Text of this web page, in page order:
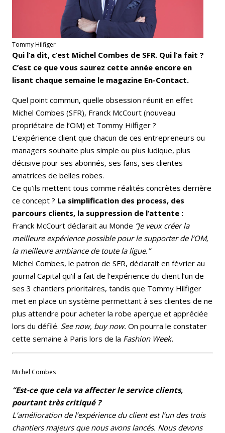
Tommy Hilfiger
Qui l’a dit, c’est Michel Combes de SFR. Qui l’a fait ?
C’est ce que vous saurez cette année encore en
lisant chaque semaine le magazine En-Contact.
Quel point commun, quelle obsession réunit en effet
Michel Combes (SFR), Franck McCourt (nouveau
propriétaire de l’OM) et Tommy Hilfiger ?
L’expérience client que chacun de ces entrepreneurs ou
managers souhaite plus simple ou plus ludique, plus
décisive pour ses abonnés, ses fans, ses clientes
amatrices de belles robes.
Ce qu’ils mettent tous comme réalités concrètes derrière
ce concept ? La simplification des process, des
parcours clients, la suppression de l’attente :
Franck McCourt déclarait au Monde “Je veux créer la
meilleure expérience possible pour le supporter de l’OM,
la meilleure ambiance de toute la ligue.”
Michel Combes, le patron de SFR, déclarait en février au
journal Capital qu’il a fait de l’expérience du client l’un de
ses 3 chantiers prioritaires, tandis que Tommy Hilfiger
met en place un système permettant à ses clientes de ne
plus attendre pour acheter la robe aperçue et appréciée
lors du défilé. See now, buy now. On pourra le constater
cette semaine à Paris lors de la Fashion Week.
Michel Combes
“Est-ce que cela va affecter le service clients,
pourtant très critiqué ?
L’amélioration de l’expérience du client est l’un des trois
chantiers majeurs que nous avons lancés. Nous devons